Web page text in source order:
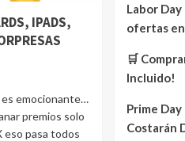
IPADS,
es emocionante…
premios solo
eso pasa todos
Labor
ofertas en
🛒
Incluido!
Prime
Costarán